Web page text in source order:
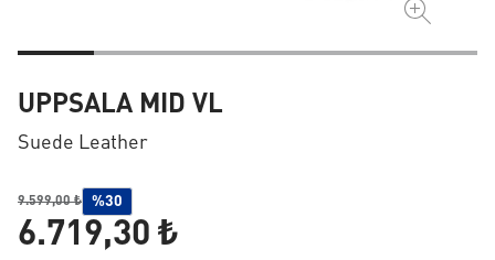
UPPSALA MID VL
Suede Leather
9.599,00 ₺ %30
6.719,30 ₺